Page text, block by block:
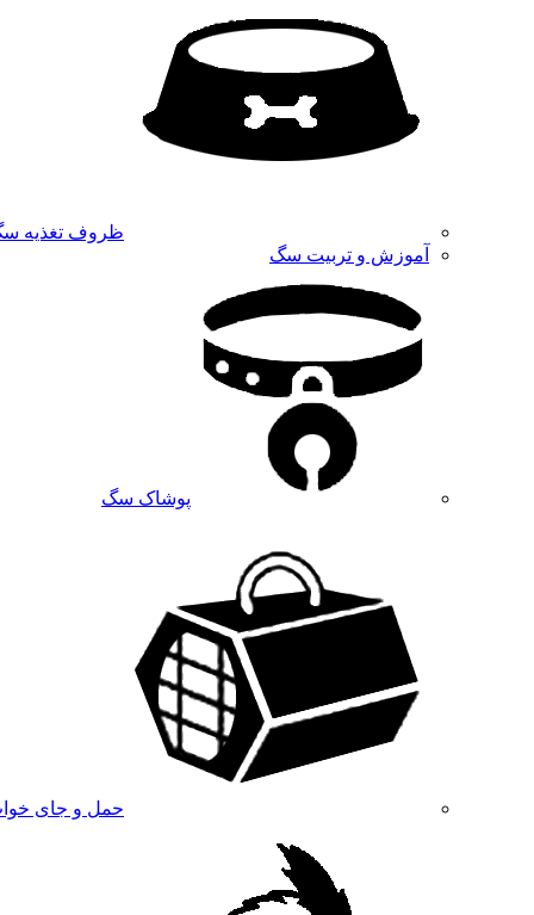
ظروف تغذیه
آموزش و تربیت سگ
پوشاک سگ
حمل و جای